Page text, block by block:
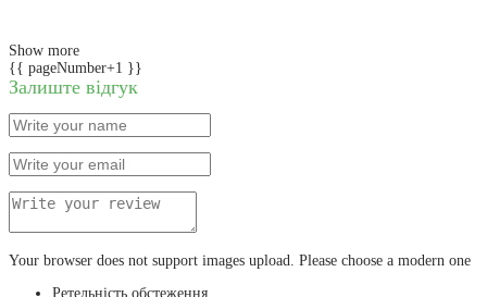
Show more
{{ pageNumber+1 }}
Залиште відгук
Your browser does not support images upload. Please choose a modern one
Ретельність обстеження